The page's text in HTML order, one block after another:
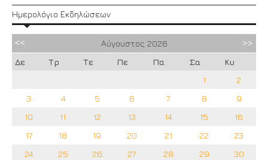
Ημερολόγιο Εκδηλώσεων
Αύγουστος 2026
Δε
Τρ Τε Πε Πα Σα
Κυ
1
2
3
4 5 6 7 8
9
10
11 12 13 14 15
16
17
18 19 20 21 22
23
24
25 26 27 28 29
30